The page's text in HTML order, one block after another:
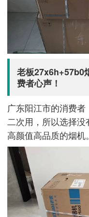
老板27x6h+57b0
费者心声！
广东阳江市的消费
二次用，所以选择
高颜值高品质的烟机。